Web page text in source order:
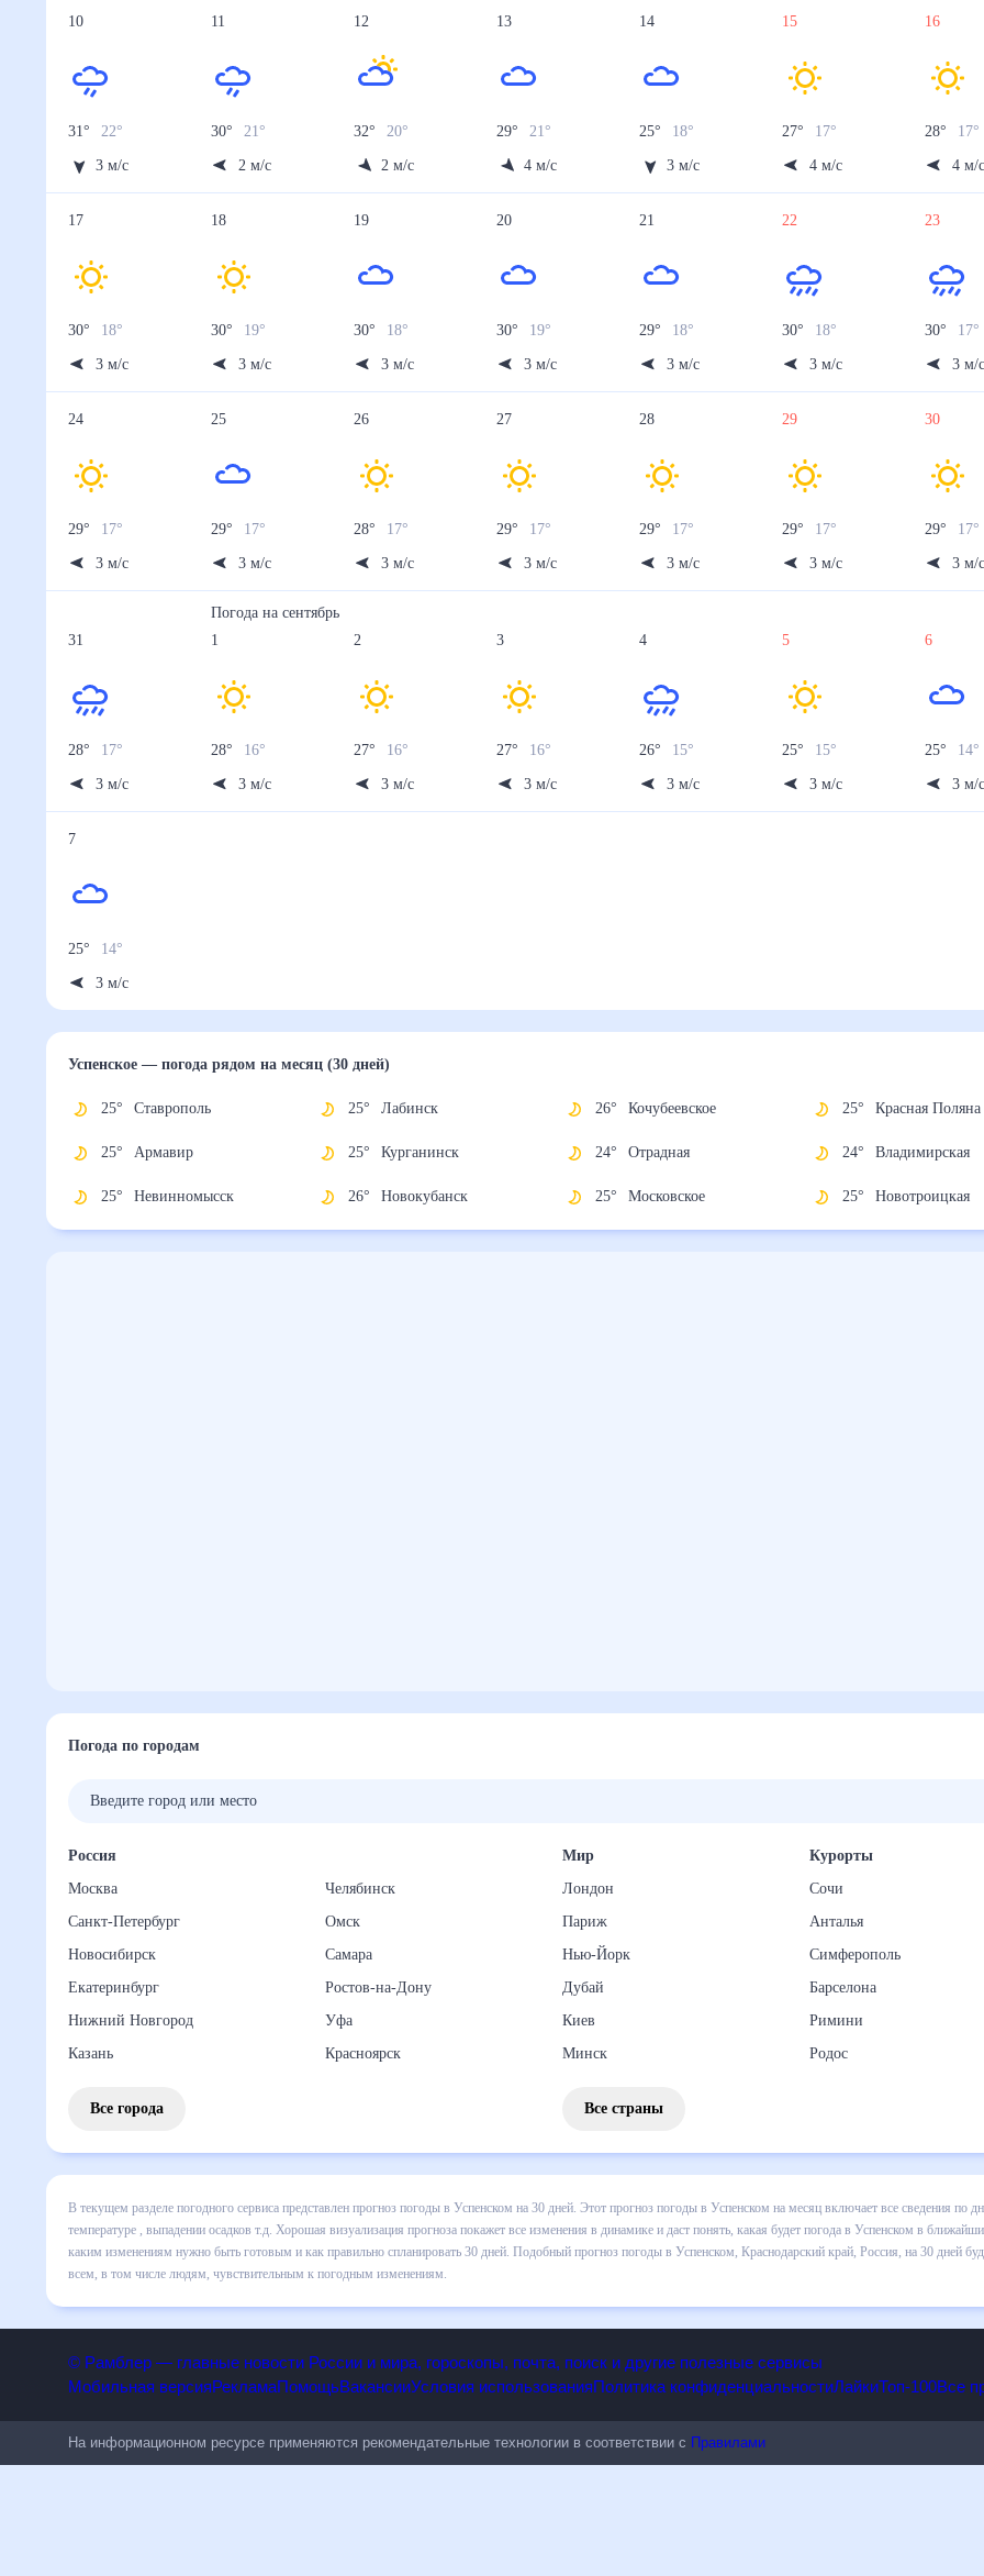
10
31° 22°
3 м/с
11
30° 21°
2 м/с
12
32° 20°
2 м/с
13
29° 21°
4 м/с
14
25° 18°
3 м/с
15
27° 17°
4 м/с
16
28° 17°
4 м/с
17
30° 18°
3 м/с
18
30° 19°
3 м/с
19
30° 18°
3 м/с
20
30° 19°
3 м/с
21
29° 18°
3 м/с
22
30° 18°
3 м/с
23
30° 17°
3 м/с
24
29° 17°
3 м/с
25
29° 17°
3 м/с
26
28° 17°
3 м/с
27
29° 17°
3 м/с
28
29° 17°
3 м/с
29
29° 17°
3 м/с
30
29° 17°
3 м/с
31
28° 17°
3 м/с
Погода на сентябрь
1
28° 16°
3 м/с
2
27° 16°
3 м/с
3
27° 16°
3 м/с
4
26° 15°
3 м/с
5
25° 15°
3 м/с
6
25° 14°
3 м/с
7
25° 14°
3 м/с
Успенское — погода рядом на месяц (30 дней)
25° Ставрополь
25° Армавир
25° Невинномысск
25° Лабинск
25° Курганинск
26° Новокубанск
26° Кочубеевское
24° Отрадная
25° Московское
25° Красная Поляна
24° Владимирская
25° Новотроицкая
Погода по городам
Россия
Москва
Санкт-Петербург
Новосибирск
Екатеринбург
Нижний Новгород
Казань
Челябинск
Омск
Самара
Ростов-на-Дону
Уфа
Красноярск
Все города
Мир
Лондон
Париж
Нью-Йорк
Дубай
Киев
Минск
Курорты
Сочи
Анталья
Симферополь
Барселона
Римини
Родос
Все страны
В текущем разделе погодного сервиса представлен прогноз погоды в Успенском на 30 дней. Этот прогноз погоды в Успенском на месяц включает все сведения по
температуре , выпадении осадков т.д. Хорошая визуализация прогноза покажет все изменения в динамике и даст понять, какая будет погода в Успенском в
каким изменениям нужно быть готовым и как правильно спланировать 30 дней. Подобный прогноз погоды в Успенском, Краснодарский край, Россия, на 30 дней
всем, в том числе людям, чувствительным к погодным изменениям.
© Рамблер — главные новости России и мира, гороскопы, почта, поиск и другие полезные сервисы
Мобильная версияРекламаПомощьВакансииУсловия использованияПолитика конфиденциальностиЛайкиТоп-100
На информационном ресурсе применяются рекомендательные технологии в соответствии сПравилами